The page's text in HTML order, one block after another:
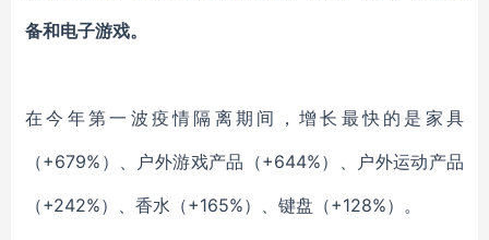
备和电子游戏。
在今年第一波疫情隔离期间，增长最快的是家具
（+679%）、户外游戏产品（+644%）、户外运动产品
（+242%）、香水（+165%）、键盘（+128%）。